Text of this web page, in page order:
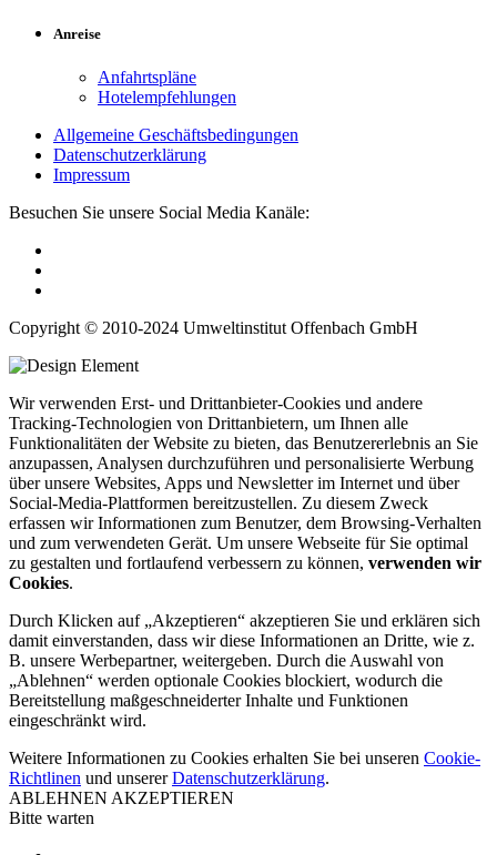
Anreise
Anfahrtspläne
Hotelempfehlungen
Allgemeine Geschäftsbedingungen
Datenschutzerklärung
Impressum
Besuchen Sie unsere Social Media Kanäle:
Copyright © 2010-2024 Umweltinstitut Offenbach GmbH
Wir verwenden Erst- und Drittanbieter-Cookies und andere
Tracking-Technologien von Drittanbietern, um Ihnen alle
Funktionalitäten der Website zu bieten, das Benutzererlebnis an Sie
anzupassen, Analysen durchzuführen und personalisierte Werbung
über unsere Websites, Apps und Newsletter im Internet und über
Social-Media-Plattformen bereitzustellen. Zu diesem Zweck
erfassen wir Informationen zum Benutzer, dem Browsing-Verhalten
und zum verwendeten Gerät. Um unsere Webseite für Sie optimal
zu gestalten und fortlaufend verbessern zu können, verwenden wir
Cookies.
Durch Klicken auf „Akzeptieren“ akzeptieren Sie und erklären sich
damit einverstanden, dass wir diese Informationen an Dritte, wie z.
B. unsere Werbepartner, weitergeben. Durch die Auswahl von
„Ablehnen“ werden optionale Cookies blockiert, wodurch die
Bereitstellung maßgeschneiderter Inhalte und Funktionen
eingeschränkt wird.
Weitere Informationen zu Cookies erhalten Sie bei unseren Cookie-
Richtlinen und unsererDatenschutzerklärung.
ABLEHNEN AKZEPTIEREN
Bitte warten